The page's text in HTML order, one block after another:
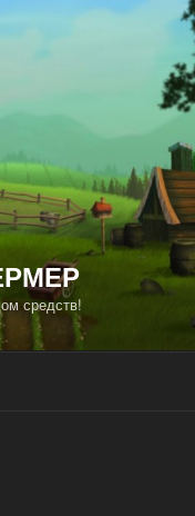
средств!